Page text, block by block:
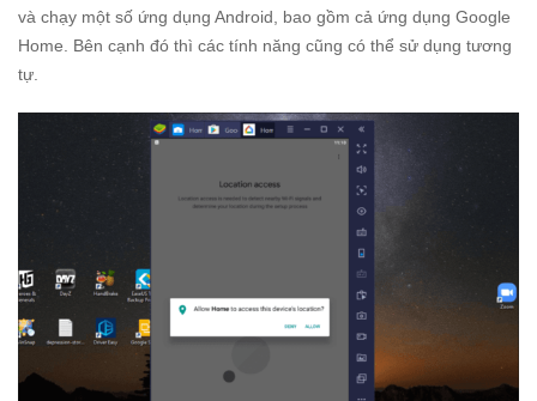
và chạy một số ứng dụng Android, bao gồm cả ứng dụng Google
Home. Bên cạnh đó thì các tính năng cũng có thể sử dụng tương
tự.